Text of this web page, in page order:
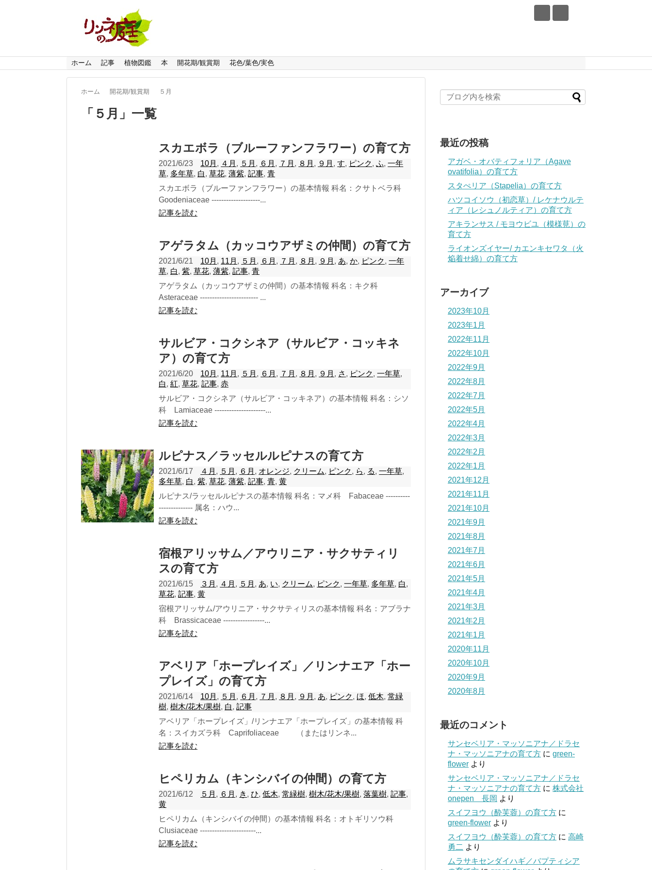
ホーム 記事 植物図鑑 本 開花期/観賞期 花色/葉色/実色
ホーム 開花期/観賞期 ５月
「 ５月 」 一覧
スカエボラ（ブルーファンフラワー）の育て方
2021/6/23 10月 , ４月 , ５月 , ６月 , ７月 , ８月 , ９月 ,す, ピンク,ふ,一年
草, 多年草, 白, 草花, 薄紫, 記事, 青
スカエボラ（ブルーファンフラワー）の基本情報 科名：クサトベラ科
Goodeniaceae --------------------...
記事を読む
アゲラタム（カッコウアザミの仲間）の育て方
2021/6/21 10月 , 11月 , ５月 , ６月 , ７月 , ８月 , ９月 , あ,か, ピンク,一年
草, 白, 紫, 草花, 薄紫, 記事, 青
アゲラタム（カッコウアザミの仲間）の基本情報 科名：キク科
Asteraceae ------------------------ ...
記事を読む
サルビア・コクシネア（サルビア・コッキネ
ア）の育て方
2021/6/20 10月 , 11月 , ５月 , ６月 , ７月 , ８月 , ９月 , さ , ピンク,一年草,
白, 紅, 草花, 記事, 赤
サルビア・コクシネア（サルビア・コッキネア）の基本情報 科名：シソ
科 Lamiaceae ---------------------...
記事を読む
ルピナス／ラッセルルピナスの育て方
2021/6/17 ４月 , ５月 , ６月 , オレンジ, クリーム, ピンク, ら, る,一年草,
多年草, 白, 紫, 草花, 薄紫, 記事, 青, 黄
ルピナス/ラッセルルピナスの基本情報 科名：マメ科 Fabaceae ----------
-------------- 属名：ハウ...
記事を読む
宿根アリッサム／アウリニア・サクサティリ
スの育て方
2021/6/15 ３月 , ４月 , ５月 , あ, い, クリーム, ピンク,一年草, 多年草, 白,
草花, 記事, 黄
宿根アリッサム/アウリニア・サクサティリスの基本情報 科名：アブラナ
科 Brassicaceae -----------------...
記事を読む
アベリア「ホープレイズ」／リンナエア「ホー
プレイズ」の育て方
2021/6/14 10月 , ５月 , ６月 , ７月 , ８月 , ９月 , あ, ピンク, ほ,低木,常緑
樹, 樹木/花木/果樹, 白, 記事
アベリア「ホープレイズ」/リンナエア「ホープレイズ」の基本情報 科
名：スイカズラ科 Caprifoliaceae （またはリンネ...
記事を読む
ヒペリカム（キンシバイの仲間）の育て方
2021/6/12 ５月 , ６月 , き ,ひ,低木,常緑樹,樹木/花木/果樹,落葉樹,記事,
黄
ヒペリカム（キンシバイの仲間）の基本情報 科名：オトギリソウ科
Clusiaceae -----------------------...
記事を読む
最近の投稿
アガベ・オバティフォリア（Agave
ovatifolia）の育て方
スタぺリア（Stapelia）の育て方
ハツコイソウ（初恋草）/ レケナウルテ
ィア（レシュノルティア）の育て方
アキランサス / モヨウビユ（模様莧）の
育て方
ライオンズイヤー/ カエンキセワタ（火
焔着せ綿）の育て方
アーカイブ
2023年10月
2023年1月
2022年11月
2022年10月
2022年9月
2022年8月
2022年7月
2022年5月
2022年4月
2022年3月
2022年2月
2022年1月
2021年12月
2021年11月
2021年10月
2021年9月
2021年8月
2021年7月
2021年6月
2021年5月
2021年4月
2021年3月
2021年2月
2021年1月
2020年11月
2020年10月
2020年9月
2020年8月
最近のコメント
サンセベリア・マッソニアナ／ドラセ
ナ・マッソニアナの育て方 に green-
flower より
サンセベリア・マッソニアナ／ドラセ
ナ・マッソニアナの育て方 に 株式会社
onepen 長岡 より
スイフヨウ（酔芙蓉）の育て方 に
green-flower より
スイフヨウ（酔芙蓉）の育て方 に 高崎
勇二 より
ムラサキセンダイハギ／バプティシア